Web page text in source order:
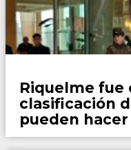
Riquelme fue
clasificación
pueden